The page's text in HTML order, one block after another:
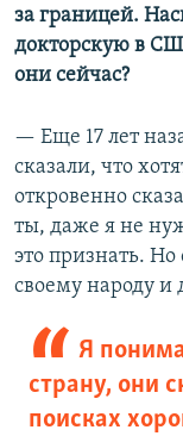
за границей.
докторскую в
они сейчас?
— Еще 17 лет
сказали, что
откровенно
ты, даже я не
это признать. Но
своему народу и
Я
страну, они
поисках